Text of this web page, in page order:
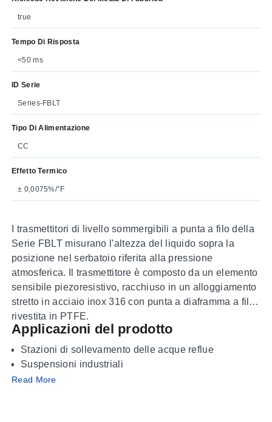
true
Tempo Di Risposta
<50 ms
ID Serie
Series-FBLT
Tipo Di Alimentazione
CC
Effetto Termico
± 0,0075%/°F
I trasmettitori di livello sommergibili a punta a filo della
Serie FBLT misurano l'altezza del liquido sopra la
posizione nel serbatoio riferita alla pressione
atmosferica. Il trasmettitore è composto da un elemento
sensibile piezoresistivo, racchiuso in un alloggiamento
stretto in acciaio inox 316 con punta a diaframma a filo
rivestita in PTFE.
Applicazioni del prodotto
Stazioni di sollevamento delle acque reflue
Suspensioni industriali
Vasche di raccolta industriali
Read More